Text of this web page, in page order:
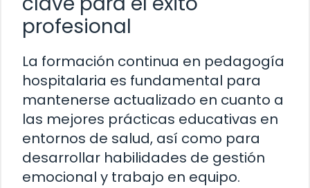
profesional
La formación continua en pedagogía
hospitalaria es fundamental para
mantenerse actualizado en cuanto a
las mejores prácticas educativas en
entornos de salud, así como para
desarrollar habilidades de gestión
emocional y trabajo en equipo.